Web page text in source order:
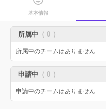
基本情報
所属中 （ 0 ）
所属中のチームはありません
申請中 （ 0 ）
申請中のチームはありません